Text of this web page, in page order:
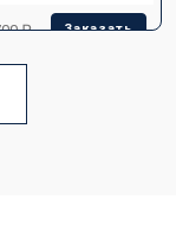
₽ Заказать
₽